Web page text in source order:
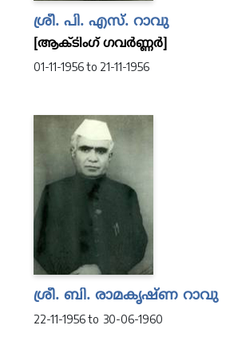
ശ്രീ. പി. എസ്. റാവു
[ആക്ടിംഗ് ഗവര്‍ണ്ണര്‍]
01-11-1956 to 21-11-1956
ശ്രീ. ബി. രാമകൃഷ്ണ റാവു
22-11-1956 to 30-06-1960